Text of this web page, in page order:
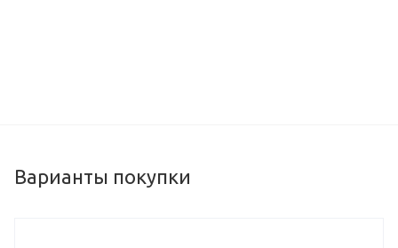
Варианты покупки